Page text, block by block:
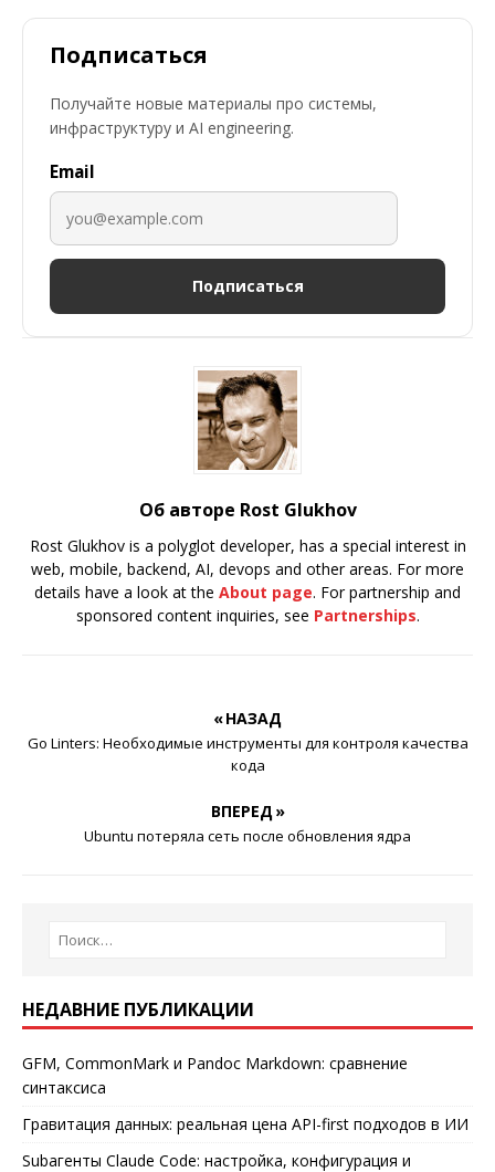
Подписаться
Получайте новые материалы про системы,
инфраструктуру и AI engineering.
Email
Подписаться
Об авторе Rost Glukhov
Rost Glukhov is a polyglot developer, has a special interest in
web, mobile, backend, AI, devops and other areas. For more
details have a look at the About page. For partnership and
sponsored content inquiries, see Partnerships.
« НАЗАД
Go Linters: Необходимые инструменты для контроля качества
кода
ВПЕРЕД »
Ubuntu потеряла сеть после обновления ядра
НЕДАВНИЕ ПУБЛИКАЦИИ
GFM, CommonMark и Pandoc Markdown: сравнение
синтаксиса
Гравитация данных: реальная цена API-first подходов в ИИ
Subагенты Claude Code: настройка, конфигурация и